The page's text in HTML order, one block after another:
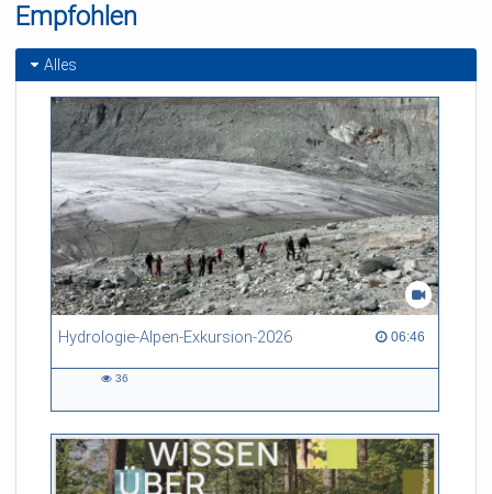
Referent/in:
Prof. Dr. Philipp Kurz
Dr. Peter Hajek
Michael Hacker
Empfohlen
Alles
Hydrologie-Alpen-Exkursion-2026 06:46
06:46 duration
36